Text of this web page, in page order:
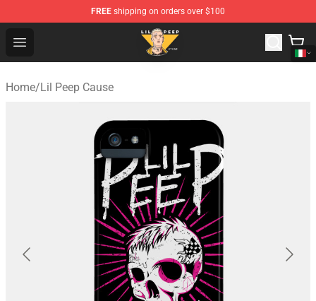
FREE shipping on orders over $100
Open menu
Lil Peep Store - Official Lil Peep Merchandise Shop
Home/Lil Peep Cause